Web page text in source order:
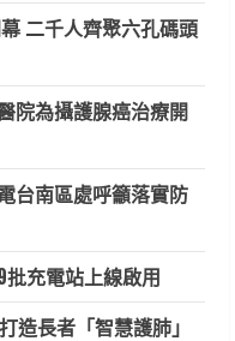
二千人齊聚六孔碼頭
院為攝護腺癌治療開
台南區處呼籲落實防
充電站上線啟用
造長者「智慧護肺」